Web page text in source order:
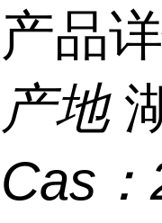
产品
产地
Cas：